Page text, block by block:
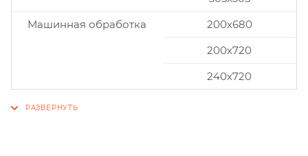
Машинная обработка
200х680
200х720
240х720